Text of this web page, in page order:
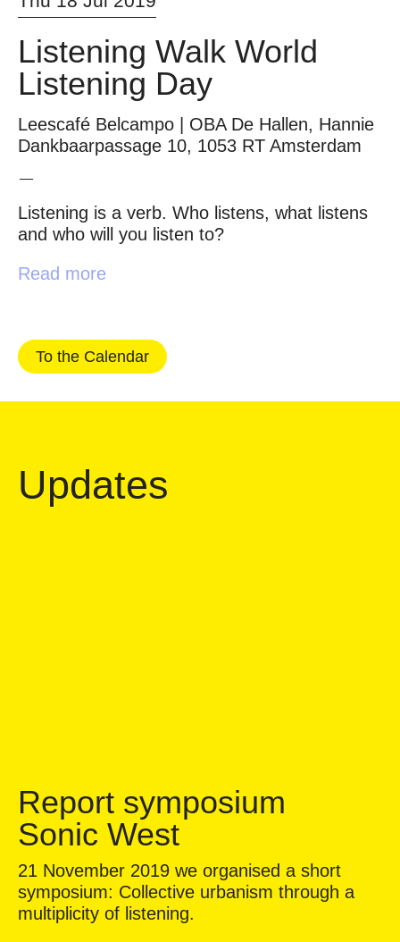
Listening Walk World
Listening Day
Leescafé Belcampo | OBA De Hallen, Hannie
Dankbaarpassage 10, 1053 RT Amsterdam
Listening is a verb. Who listens, what listens
and who will you listen to?
Read more
To the Calendar
Updates
Report symposium
Sonic West
21 November 2019 we organised a short
symposium: Collective urbanism through a
multiplicity of listening.